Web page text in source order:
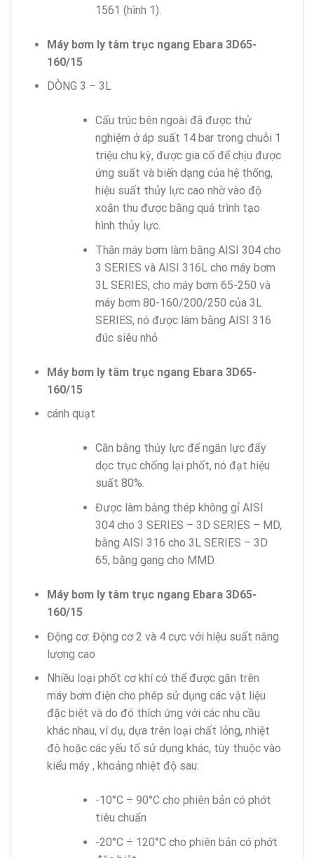
1561 (hình 1).
Máy bơm ly tâm trục ngang Ebara 3D65-
160/15
DÒNG 3 – 3L
Cấu trúc bên ngoài đã được thử
nghiệm ở áp suất 14 bar trong chuỗi 1
triệu chu kỳ, được gia cố để chịu được
ứng suất và biến dạng của hệ thống,
hiệu suất thủy lực cao nhờ vào độ
xoắn thu được bằng quá trình tạo
hình thủy lực.
Thân máy bơm làm bằng AISI 304 cho
3 SERIES và AISI 316L cho máy bơm
3L SERIES, cho máy bơm 65-250 và
máy bơm 80-160/200/250 của 3L
SERIES, nó được làm bằng AISI 316
đúc siêu nhỏ
Máy bơm ly tâm trục ngang Ebara 3D65-
160/15
cánh quạt
Cân bằng thủy lực để ngăn lực đẩy
dọc trục chống lại phốt, nó đạt hiệu
suất 80%.
Được làm bằng thép không gỉ AISI
304 cho 3 SERIES – 3D SERIES – MD,
bằng AISI 316 cho 3L SERIES – 3D
65, bằng gang cho MMD.
Máy bơm ly tâm trục ngang Ebara 3D65-
160/15
Động cơ: Động cơ 2 và 4 cực với hiệu suất năng
lượng cao
Nhiều loại phốt cơ khí có thể được gắn trên
máy bơm điện cho phép sử dụng các vật liệu
đặc biệt và do đó thích ứng với các nhu cầu
khác nhau, ví dụ, dựa trên loại chất lỏng, nhiệt
độ hoặc các yếu tố sử dụng khác, tùy thuộc vào
kiểu máy , khoảng nhiệt độ sau:
-10°C ÷ 90°C cho phiên bản có phớt
tiêu chuẩn
-20°C ÷ 120°C cho phiên bản có phớt